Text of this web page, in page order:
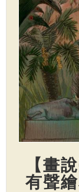
【畫
有聲